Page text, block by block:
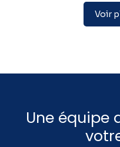
Voir
Une équipe